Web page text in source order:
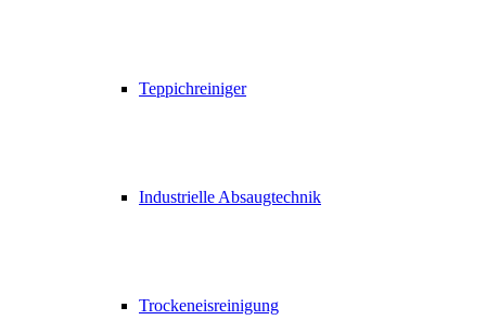
Teppichreiniger
Industrielle Absaugtechnik
Trockeneisreinigung